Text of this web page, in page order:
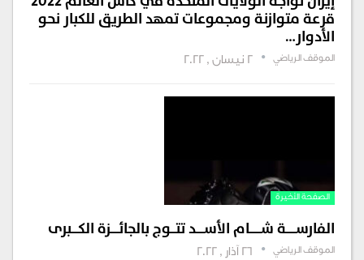
قرعة متوازنة ومجموعات تمهد الطريق للكبار نحو
الأدوار…
الموقف الرياضي
الصفحة الأخيرة
الفارســــــة شـــــــام الأســـــد تتـــوج بالجائـــــزة الكــــبرى
الموقف الرياضي 26 آذار , 2022